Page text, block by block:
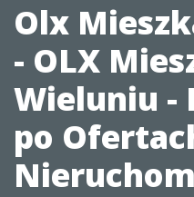
Olx
- OLX
Wieluniu -
po